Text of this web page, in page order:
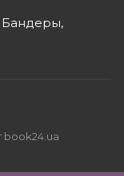
Бандеры,
book24.ua